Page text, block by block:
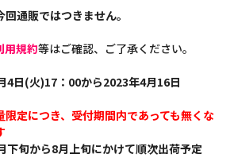
通販ではつきません。
用規約等はご確認、ご了承ください。
日(火)17：00から2023年4月16日
定につき、受付期間内であっても無くな
旬から8月上旬にかけて順次出荷予定